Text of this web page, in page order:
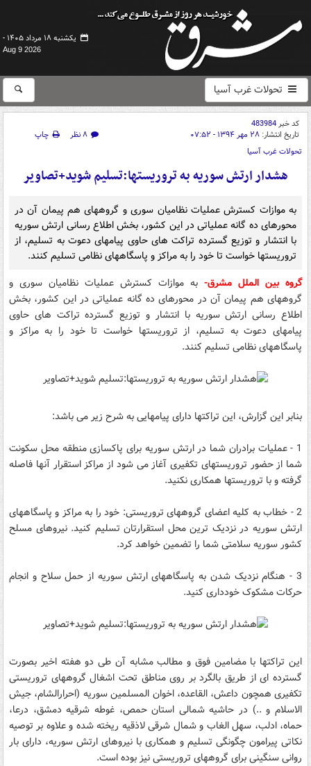
یکشنبه ۱۸ مرداد ۱۴۰۵ -
Aug 9 2026
تحولات غرب آسیا
کد خبر483984
تاریخ انتشار: ۲۸ مهر ۱۳۹۴ - ۰۷:۵۲ ۸ نظر
چاپ
تحولات غرب آسیا
هشدار ارتش سوریه به تروریستها:تسلیم شوید+تصاویر
به موازات کسترش عملیات نظامیان سوری و گروههای هم پیمان آن در
محورهای ده گانه عملیاتی در این کشور، بخش اطلاع رسانی ارتش سوریه
با انتشار و توزیع گسترده تراکت های حاوی پیامهای دعوت به تسلیم، از
تروریستها خواست تا خود را به مراکز و پاسگاههای نظامی تسلیم کنند.
گروه بین الملل مشرق- به موازات کسترش عملیات نظامیان سوری و
گروههای هم پیمان آن در محورهای ده گانه عملیاتی در این کشور، بخش
اطلاع رسانی ارتش سوریه با انتشار و توزیع گسترده تراکت های حاوی
پیامهای دعوت به تسلیم، از تروریستها خواست تا خود را به مراکز و
پاسگاههای نظامی تسلیم کنند.
بنابر این گزارش، این تراکتها دارای پیامهایی به شرح زیر می باشد:
1 - عملیات برادران شما در ارتش سوریه برای پاکسازی منطقه محل سکونت
شما از حضور تروریستهای تکفیری آغاز می شود از مراکز استقرار آنها فاصله
گرفته و با تروریستها همکاری نکنید.
2 - خطاب به کلیه اعضای گروههای تروریستی: خود را به مراکز و پاسگاههای
ارتش سوریه در نزدیک ترین محل استقرارتان تسلیم کنید. نیروهای مسلح
کشور سوریه سلامتی شما را تضمین خواهد کرد.
3 - هنگام نزدیک شدن به پاسگاههای ارتش سوریه از حمل سلاح و انجام
حرکات مشکوک خودداری کنید.
این تراکتها با مضامین فوق و مطالب مشابه آن طی دو هفته اخیر بصورت
گسترده ای از طریق بالگرد بر روی مناطق تحت اشغال گروههای تروریستی
تکفیری همچون داعش، القاعده، اخوان المسلمین سوریه (احرارالشام، جیش
الاسلام و ..) در حاشیه شمالی استان حمص، غوطه شرقیه دمشق، درعا،
حماه، ادلب، سهل الغاب و شمال شرقی لاذقیه ریخته شده و علاوه بر توصیه
نکاتی پیرامون چگونگی تسلیم و همکاری با نیروهای ارتش سوریه، دارای بار
روانی سنگینی برای گروههای تروریستی نیز بوده است.